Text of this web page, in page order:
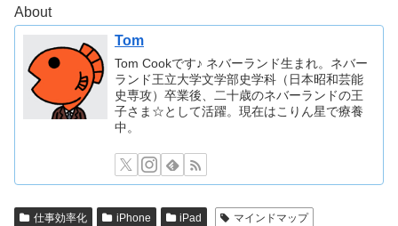
About
Tom
Tom Cookです♪ ネバーランド生まれ。ネバー
ランド王立大学文学部史学科（日本昭和芸能
史専攻）卒業後、二十歳のネバーランドの王
子さま☆として活躍。現在はこりん星で療養
中。
仕事効率化 iPhone iPad
マインドマップ